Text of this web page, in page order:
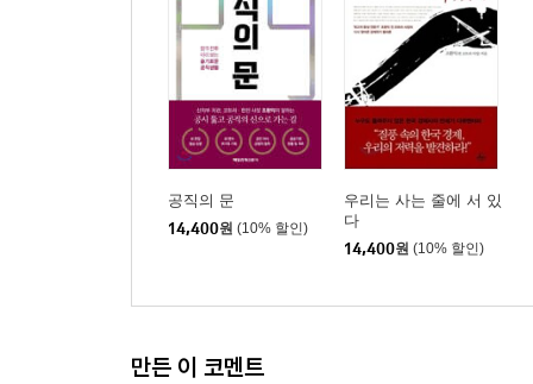
공직의 문
14,400원 (10% 할인)
우리는 사는 줄에 서 있
다
14,400원 (10% 할인)
만든 이 코멘트